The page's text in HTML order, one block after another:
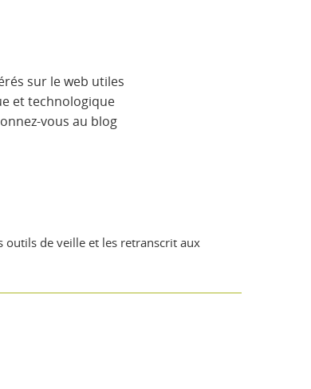
sur le web utiles
et technologique
vous au blog
outils de veille et les retranscrit aux